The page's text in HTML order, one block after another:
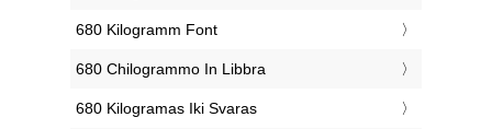
‎680 Kilogramm Font
‎680 Chilogrammo In Libbra
‎680 Kilogramas Iki Svaras